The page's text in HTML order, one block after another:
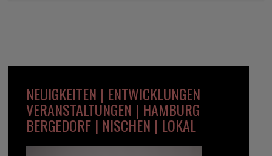
NEUIGKEITEN | ENTWICKLUNGEN
VERANSTALTUNGEN | HAMBURG
BERGEDORF | NISCHEN | LOKAL